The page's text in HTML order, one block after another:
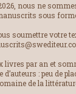
nous ne
sous
soumettre votre
livres par an et
: peu de
de la